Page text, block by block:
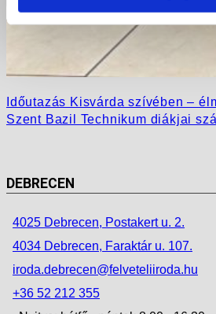
Időutazás Kisvárda szívében –
Szent Bazil Technikum diákjai
DEBRECEN
4025 Debrecen, Postakert u. 2.
4034 Debrecen, Faraktár u. 107.
iroda.debrecen@felveteliiroda.hu
+36 52 212 355